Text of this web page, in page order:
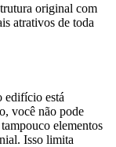
original com
atrativos de toda
edifício está
você não pode
elementos
Isso limita